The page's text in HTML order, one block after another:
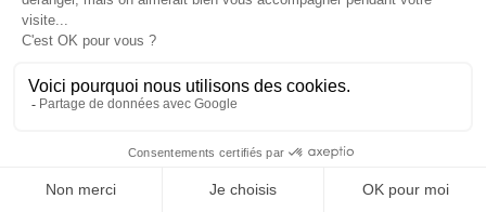
Alutec|Mentions légales
CONTACT